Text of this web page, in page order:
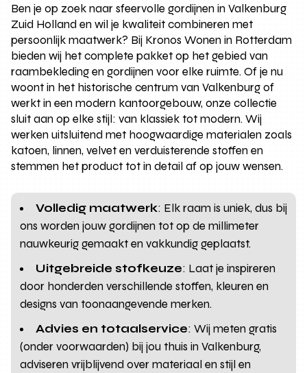
Ben je op zoek naar sfeervolle gordijnen in Valkenburg
Zuid Holland en wil je kwaliteit combineren met
persoonlijk maatwerk? Bij Kronos Wonen in Rotterdam
bieden wij het complete pakket op het gebied van
raambekleding en gordijnen voor elke ruimte. Of je nu
woont in het historische centrum van Valkenburg of
werkt in een modern kantoorgebouw, onze collectie
sluit aan op elke stijl: van klassiek tot modern. Wij
werken uitsluitend met hoogwaardige materialen zoals
katoen, linnen, velvet en verduisterende stoffen en
stemmen het product tot in detail af op jouw wensen.
Volledig maatwerk: Elk raam is uniek, dus bij
ons worden jouw gordijnen tot op de millimeter
nauwkeurig gemaakt en vakkundig geplaatst.
Uitgebreide stofkeuze: Laat je inspireren
door honderden verschillende stoffen, kleuren en
designs van toonaangevende merken.
Advies en totaalservice: Wij meten gratis
(onder voorwaarden) bij jou thuis in Valkenburg,
adviseren vrijblijvend over materiaal en stijl en